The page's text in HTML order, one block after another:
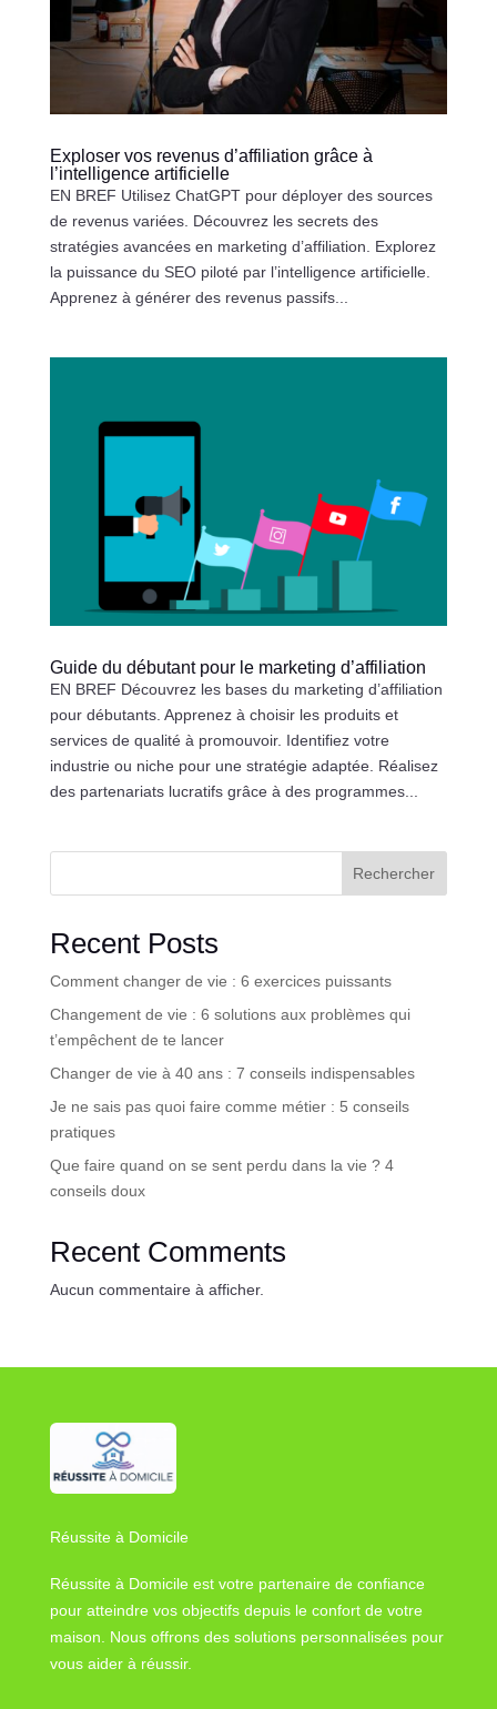
Exploser vos revenus d’affiliation grâce à
l’intelligence artificielle
EN BREF Utilisez ChatGPT pour déployer des sources
de revenus variées. Découvrez les secrets des
stratégies avancées en marketing d’affiliation. Explorez
la puissance du SEO piloté par l’intelligence artificielle.
Apprenez à générer des revenus passifs...
Guide du débutant pour le marketing d’affiliation
EN BREF Découvrez les bases du marketing d’affiliation
pour débutants. Apprenez à choisir les produits et
services de qualité à promouvoir. Identifiez votre
industrie ou niche pour une stratégie adaptée. Réalisez
des partenariats lucratifs grâce à des programmes...
Rechercher
Recent Posts
Comment changer de vie : 6 exercices puissants
Changement de vie : 6 solutions aux problèmes qui
t’empêchent de te lancer
Changer de vie à 40 ans : 7 conseils indispensables
Je ne sais pas quoi faire comme métier : 5 conseils
pratiques
Que faire quand on se sent perdu dans la vie ? 4
conseils doux
Recent Comments
Aucun commentaire à afficher.
Réussite à Domicile
Réussite à Domicile est votre partenaire de confiance
pour atteindre vos objectifs depuis le confort de votre
maison. Nous offrons des solutions personnalisées pour
vous aider à réussir.